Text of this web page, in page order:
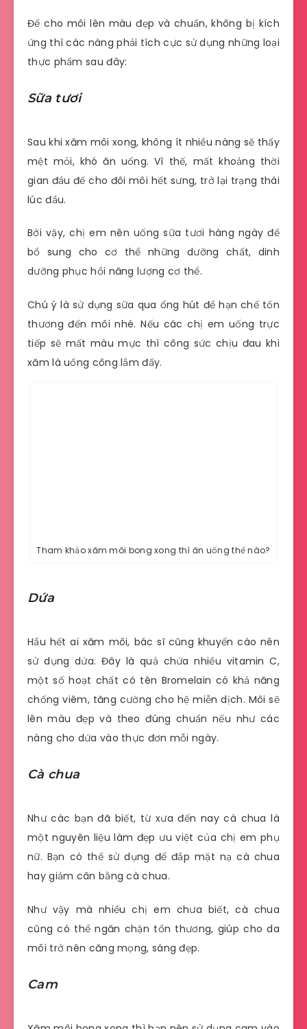
Để cho môi lên màu đẹp và chuẩn, không bị kích
ứng thì các nàng phải tích cực sử dụng những loại
thực phẩm sau đây:
Sữa tươi
Sau khi xăm môi xong, không ít nhiều nàng sẽ thấy
mệt mỏi, khó ăn uống. Vì thế, mất khoảng thời
gian đầu để cho đôi môi hết sưng, trở lại trạng thái
lúc đầu.
Bởi vậy, chị em nên uống sữa tươi hàng ngày để
bổ sung cho cơ thể những dưỡng chất, dinh
dưỡng phục hồi năng lượng cơ thể.
Chú ý là sử dụng sữa qua ống hút để hạn chế tổn
thương đến môi nhé. Nếu các chị em uống trực
tiếp sẽ mất màu mực thì công sức chịu đau khi
xăm là uổng công lắm đấy.
Tham khảo xăm môi bong xong thì ăn uống thế nào?
Dứa
Hầu hết ai xăm môi, bác sĩ cũng khuyến cáo nên
sử dụng dứa. Đây là quả chứa nhiều vitamin C,
một số hoạt chất có tên Bromelain có khả năng
chống viêm, tăng cường cho hệ miễn dịch. Môi sẽ
lên màu đẹp và theo đúng chuẩn nếu như các
nàng cho dứa vào thực đơn mỗi ngày.
Cà chua
Như các bạn đã biết, từ xưa đến nay cà chua là
một nguyên liệu làm đẹp ưu việt của chị em phụ
nữ. Bạn có thể sử dụng để đắp mặt nạ cà chua
hay giảm cân bằng cà chua.
Như vậy mà nhiều chị em chưa biết, cà chua
cũng có thể ngăn chặn tổn thương, giúp cho da
môi trở nên căng mọng, sáng đẹp.
Cam